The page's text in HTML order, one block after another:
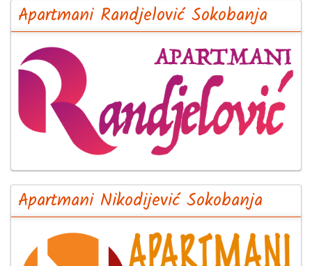
Apartmani Randjelović Sokobanja
Apartmani Nikodijević Sokobanja